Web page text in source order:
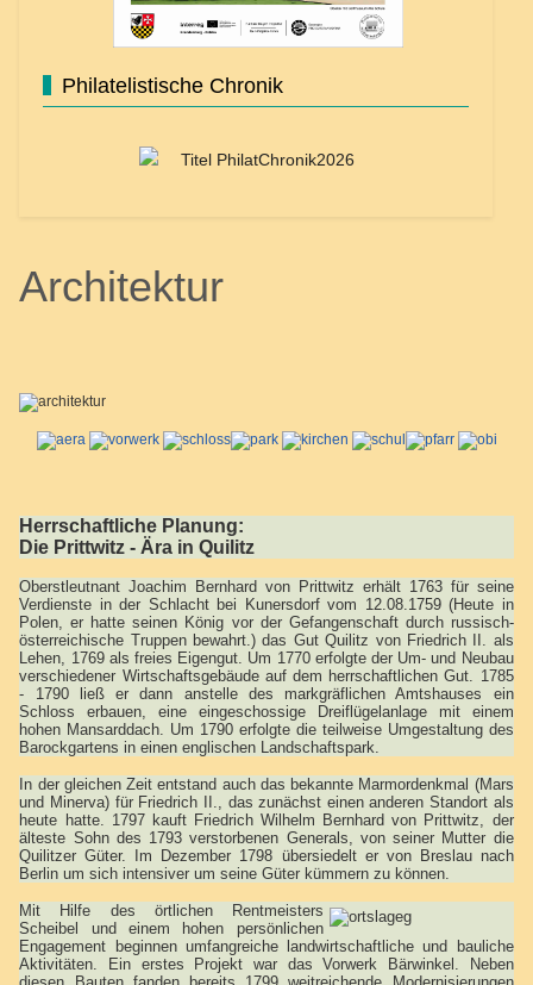
Philatelistische Chronik
Architektur
Herrschaftliche Planung:
Die Prittwitz - Ära in Quilitz
Oberstleutnant Joachim Bernhard von Prittwitz erhält 1763 für seine
Verdienste in der Schlacht bei Kunersdorf vom 12.08.1759 (Heute in
Polen, er hatte seinen König vor der Gefangenschaft durch russisch-
österreichische Truppen bewahrt.) das Gut Quilitz von Friedrich II. als
Lehen, 1769 als freies Eigengut. Um 1770 erfolgte der Um- und Neubau
verschiedener Wirtschaftsgebäude auf dem herrschaftlichen Gut. 1785
- 1790 ließ er dann anstelle des markgräflichen Amtshauses ein
Schloss erbauen, eine eingeschossige Dreiflügelanlage mit einem
hohen Mansarddach. Um 1790 erfolgte die teilweise Umgestaltung des
Barockgartens in einen englischen Landschaftspark.
In der gleichen Zeit entstand auch das bekannte Marmordenkmal (Mars
und Minerva) für Friedrich II., das zunächst einen anderen Standort als
heute hatte. 1797 kauft Friedrich Wilhelm Bernhard von Prittwitz, der
älteste Sohn des 1793 verstorbenen Generals, von seiner Mutter die
Quilitzer Güter. Im Dezember 1798 übersiedelt er von Breslau nach
Berlin um sich intensiver um seine Güter kümmern zu können.
Mit Hilfe des örtlichen Rentmeisters
Scheibel und einem hohen persönlichen
Engagement beginnen umfangreiche landwirtschaftliche und bauliche
Aktivitäten. Ein erstes Projekt war das Vorwerk Bärwinkel. Neben